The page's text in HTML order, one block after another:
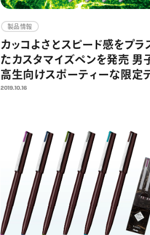
製品情報
カッコよさとスピード感をプラ
たカスタマイズペンを発売 男
高生向けスポーティーな限定
イン
2019.10.16